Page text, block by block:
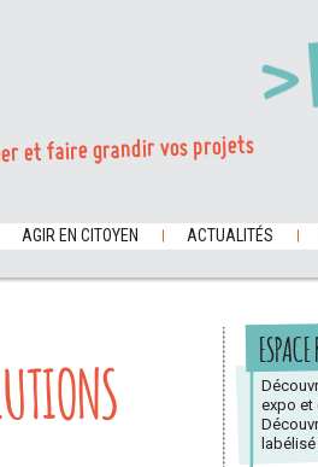
et faire grandir vos projets
AGIR EN CITOYEN ACTUALITÉS
expo et
labélisé